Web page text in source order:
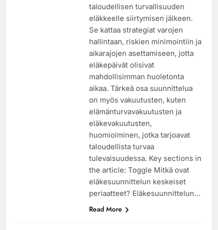
taloudellisen turvallisuuden
eläkkeelle siirtymisen jälkeen.
Se kattaa strategiat varojen
hallintaan, riskien minimointiin ja
aikarajojen asettamiseen, jotta
eläkepäivät olisivat
mahdollisimman huoletonta
aikaa. Tärkeä osa suunnittelua
on myös vakuutusten, kuten
elämänturvavakuutusten ja
eläkevakuutusten,
huomioiminen, jotka tarjoavat
taloudellista turvaa
tulevaisuudessa. Key sections in
the article: Toggle Mitkä ovat
eläkesuunnittelun keskeiset
periaatteet? Eläkesuunnittelun…
Read More